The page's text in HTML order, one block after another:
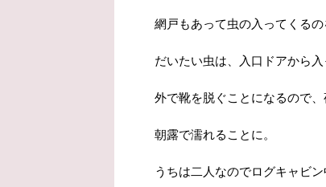
網戸もあって虫の入ってくる
だいたい虫は、入口ドアから
外で靴を脱ぐことになるので
朝露で濡れることに。
うちは二人なのでログキャビ